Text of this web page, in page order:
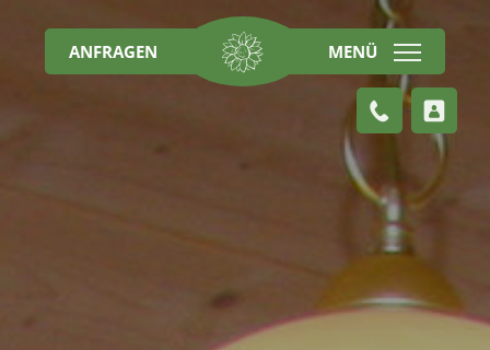
ANFRAGEN MENÜ